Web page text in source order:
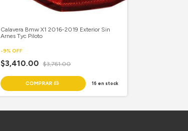
Calavera Bmw X1 2016-2019 Exterior Sin
Arnes Tyc Piloto
-9% OFF
$3,410.00 $3,761.00
16 en stock